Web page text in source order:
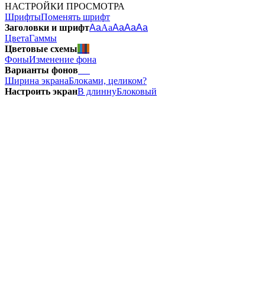
НАСТРОЙКИ ПРОСМОТРА
ШрифтыПоменять шрифт
Заголовки и шрифтAaAaAaAaAa
ЦветаГаммы
Цветовые схемы
ФоныИзменение фона
Варианты фонов
Ширина экранаБлоками, целиком?
Настроить экранВ длиннуБлоковый